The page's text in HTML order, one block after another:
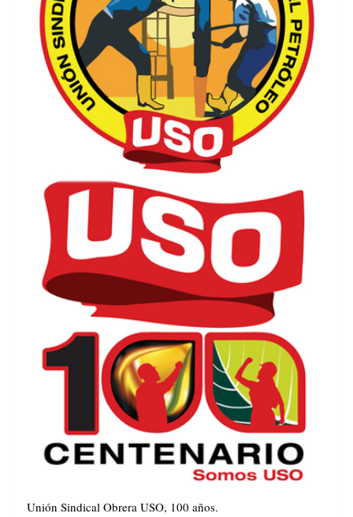
Unión Sindical Obrera USO, 100 años.